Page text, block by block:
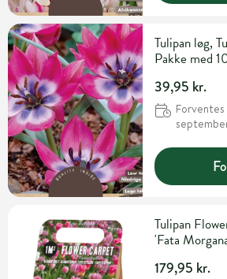
Tulipan løg,
Pakke med
39,95 kr.
Forventes
Tulipan
'Fata
179,95 kr.